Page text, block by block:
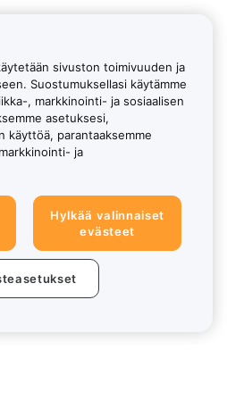
sivuston toimivuuden ja
Suostumuksellasi käytämme
, markkinointi- ja sosiaalisen
asetuksesi,
käyttöä, parantaaksemme
ja
Hylkää valinnaiset
evästeet